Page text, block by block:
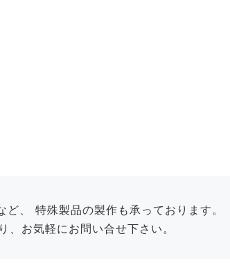
、
特殊製品の製作も承っております。
、お気軽にお問い合せ下さい。